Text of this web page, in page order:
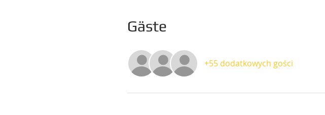
Gäste
+55 dodatkowych gości